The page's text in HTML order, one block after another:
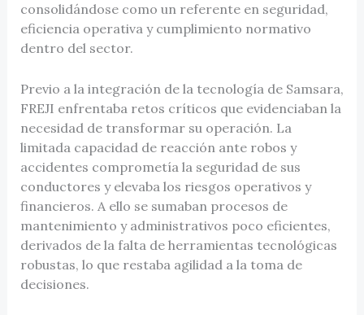
consolidándose como un referente en seguridad,
eficiencia operativa y cumplimiento normativo
dentro del sector.
Previo a la integración de la tecnología de Samsara,
FREJI enfrentaba retos críticos que evidenciaban la
necesidad de transformar su operación. La
limitada capacidad de reacción ante robos y
accidentes comprometía la seguridad de sus
conductores y elevaba los riesgos operativos y
financieros. A ello se sumaban procesos de
mantenimiento y administrativos poco eficientes,
derivados de la falta de herramientas tecnológicas
robustas, lo que restaba agilidad a la toma de
decisiones.